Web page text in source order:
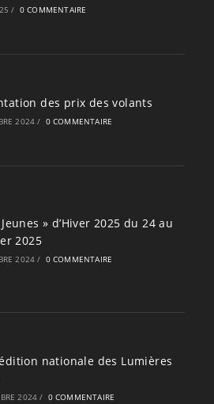
/ 0 COMMENTAIRE
des prix des volants
2024 / 0 COMMENTAIRE
» d’Hiver 2025 du 24 au
2025
2024 / 0 COMMENTAIRE
nationale des Lumières
2024 / 0 COMMENTAIRE